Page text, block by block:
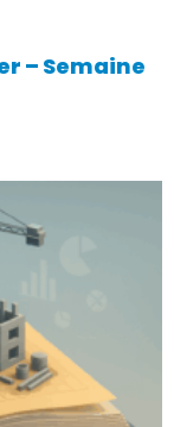
– Semaine